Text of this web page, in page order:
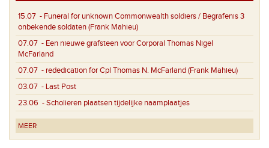
15.07 - Funeral for unknown Commonwealth soldiers / Begrafenis 3
onbekende soldaten (Frank Mahieu)
07.07 - Een nieuwe grafsteen voor Corporal Thomas Nigel
McFarland
07.07 - rededication for Cpl Thomas N. McFarland (Frank Mahieu)
03.07 - Last Post
23.06 - Scholieren plaatsen tijdelijke naamplaatjes
MEER